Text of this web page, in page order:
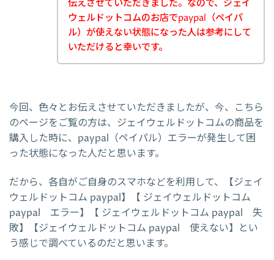
伝えさせていただきました。なので、ジェイ
ウェルドットコムのお店でpaypal（ペイパ
ル）が使えない状態になった人は参考にして
いただけると幸いです。
今回、色々とお伝えさせていただきましたが、今、こちら
のページをご覧の方は、ジェイウェルドットコムの商品を
購入した時に、paypal（ペイパル）エラーが発生して困
った状態になった人だと思います。
だから、各自がご自身のスマホなどを利用して、【ジェイ
ウェルドットコム paypal】【 ジェイウェルドットコム
paypal エラー】【 ジェイウェルドットコム paypal 失
敗】【ジェイウェルドットコム paypal 使えない】とい
う感じで調べているのだと思います。